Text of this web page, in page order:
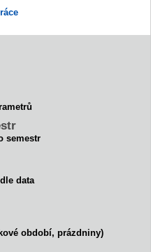
semestr
data
období, prázdniny)